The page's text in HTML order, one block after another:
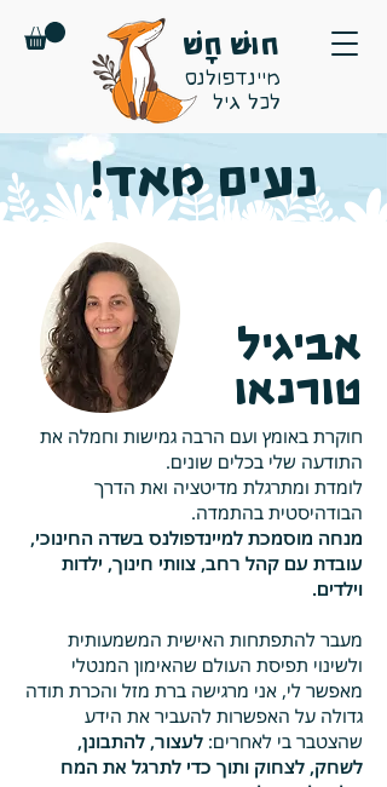
חוּשׁ חָשׁ
מיינדפולנס
לכל גיל
נעים מאד!
אביגיל
טורנאו
חוקרת באומץ ועם הרבה גמישות וחמלה את
התודעה שלי בכלים שונים.
לומדת ומתרגלת מדיטציה ואת הדרך
הבודהיסטית בהתמדה.
מנחה מוסמכת למיינדפולנס בשדה החינוכי,
עובדת עם קהל רחב, צוותי חינוך, ילדות
וילדים.
מעבר להתפתחות האישית המשמעותית
ולשינוי תפיסת העולם שהאימון המנטלי
מאפשר לי, אני מרגישה ברת מזל והכרת תודה
גדולה על האפשרות להעביר את הידע
שהצטבר בי לאחרים: לעצור, להתבונן,
לשחק, לצחוק ותוך כדי לתרגל את המח